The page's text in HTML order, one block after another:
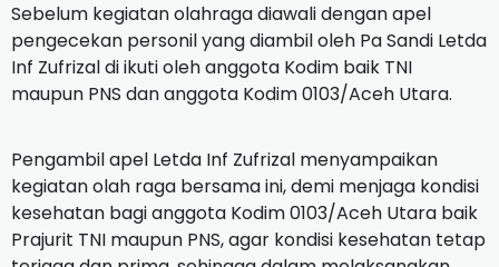
Sebelum kegiatan olahraga diawali dengan apel
pengecekan personil yang diambil oleh Pa Sandi Letda
Inf Zufrizal di ikuti oleh anggota Kodim baik TNI
maupun PNS dan anggota Kodim 0103/Aceh Utara.
Pengambil apel Letda Inf Zufrizal menyampaikan
kegiatan olah raga bersama ini, demi menjaga kondisi
kesehatan bagi anggota Kodim 0103/Aceh Utara baik
Prajurit TNI maupun PNS, agar kondisi kesehatan tetap